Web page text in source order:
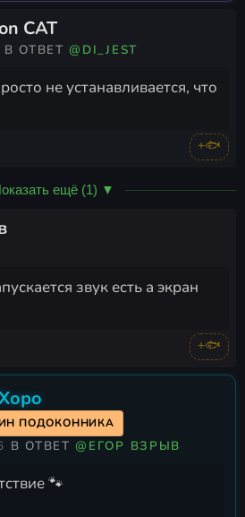
CAT
В ОТВЕТ@DI_JEST
не устанавливается, что
+🐟
ещё (1) ▼
звук есть а экран
+🐟
ПОДОКОННИКА
В ОТВЕТ@ЕГОР ВЗРЫВ
🐾